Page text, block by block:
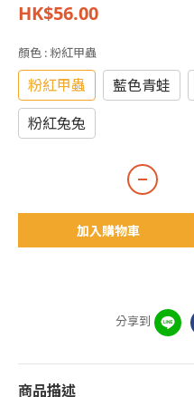
HK$56.00
顏色 : 粉紅甲蟲
粉紅甲蟲 藍色青蛙
粉紅兔兔
加入購物車
分享到
商品描述